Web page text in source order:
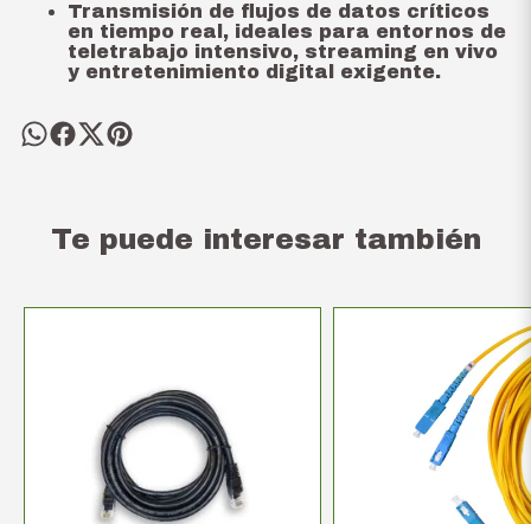
Transmisión de flujos de datos críticos
en tiempo real, ideales para entornos de
teletrabajo intensivo, streaming en vivo
y entretenimiento digital exigente.
Te puede interesar también